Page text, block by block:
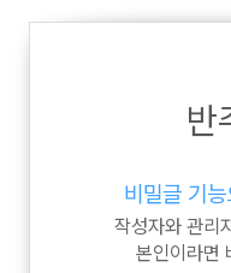
반
비밀글 기
작성자와 관리
본인이라면